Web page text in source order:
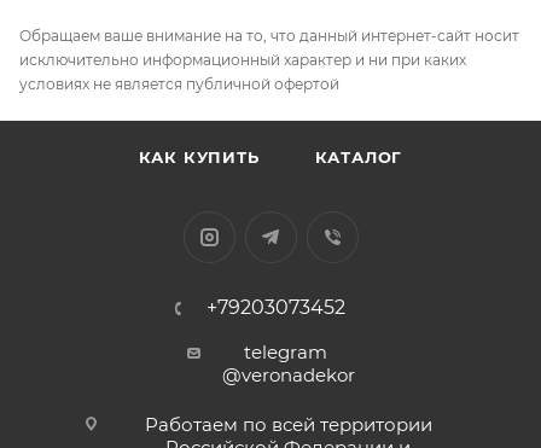
Обращаем ваше внимание на то, что данный интернет-сайт носит
исключительно информационный характер и ни при каких
условиях не является публичной офертой
КАК КУПИТЬ КАТАЛОГ
+79203073452
telegram
@veronadekor
Работаем по всей территории